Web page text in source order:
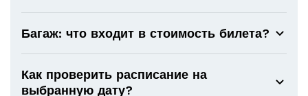
Багаж: что входит в стоимость билета?
Как проверить расписание на
выбранную дату?